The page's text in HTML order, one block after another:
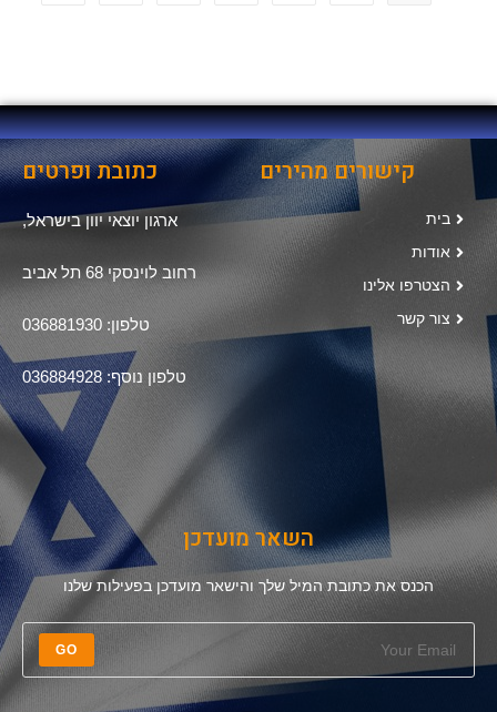
קישורים מהירים
בית
אודות
הצטרפו אלינו
צור קשר
כתובת ופרטים
ארגון יוצאי יוון בישראל,
רחוב לוינסקי 68 תל אביב
טלפון: 036881930
טלפון נוסף: 036884928
השאר מועדכן
הכנס את כתובת המיל שלך והישאר מועדכן בפעילות שלנו
GO